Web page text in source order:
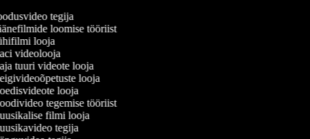
tegija
loomise tööriist
looja
videolooja
tuuri videote looja
looja
looja
tegemise tööriist
filmi looja
tegija